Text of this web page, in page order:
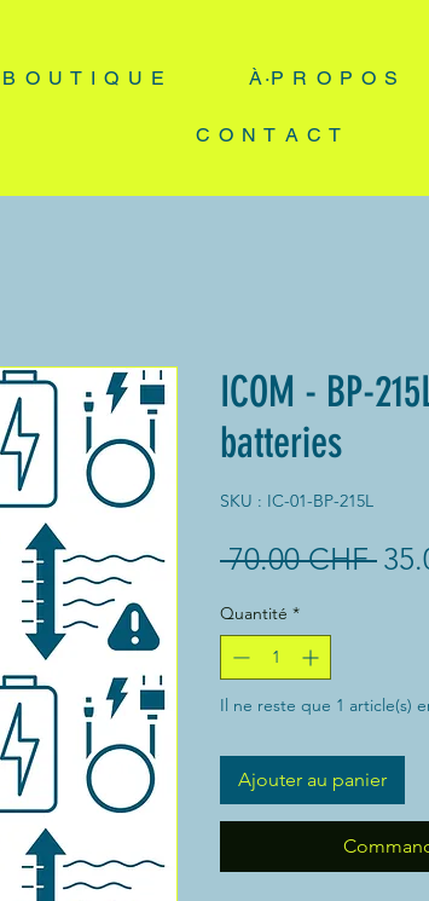
B O U T I Q U E À·P R O P O S
C O N T A C T
ICOM - BP-
batteries
SKU : IC-01-BP-215L
70.00 CHF Prix
Quantité *
Il ne reste que 1 article(s)
Ajouter au panier